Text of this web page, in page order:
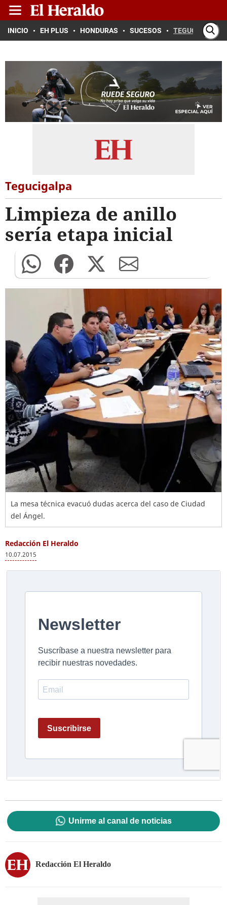
INICIO EH PLUS HONDURAS SUCESOS TEGUCIGALPA
Tegucigalpa
Limpieza de anillo
sería etapa inicial
La mesa técnica evacuó dudas acerca del caso de Ciudad
del Ángel.
Redacción El Heraldo
10.07.2015
Unirme al canal de noticias
Redacción El Heraldo